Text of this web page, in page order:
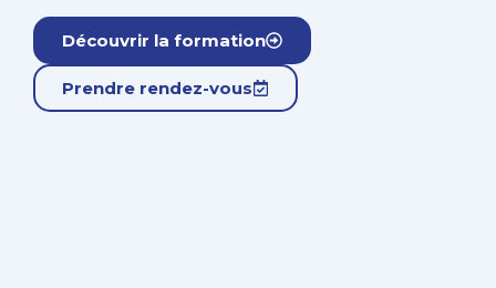
Découvrir la formation
Prendre rendez-vous